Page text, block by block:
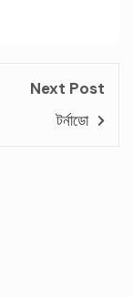
Next Post
টর্নাডো